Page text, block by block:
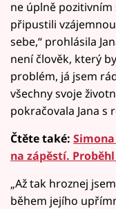
ne úplně pozitivním
připustili
sebe,“ prohlásila
není člověk, který
problém, já jsem
všechny svoje
pokračovala Jana s
Čtěte také:
na zápěstí.
„Až tak hroznej
během jejího